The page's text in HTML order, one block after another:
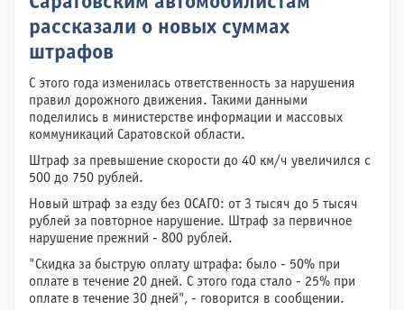
рассказали о новых суммах
штрафов
С этого года изменилась ответственность за нарушения
правил дорожного движения. Такими данными
поделились в министерстве информации и массовых
коммуникаций Саратовской области.
Штраф за превышение скорости до 40 км/ч увеличился с
500 до 750 рублей.
Новый штраф за езду без ОСАГО: от 3 тысяч до 5 тысяч
рублей за повторное нарушение. Штраф за первичное
нарушение прежний - 800 рублей.
"Скидка за быструю оплату штрафа: было - 50% при
оплате в течение 20 дней. С этого года стало - 25% при
оплате в течение 30 дней", - говорится в сообщении.